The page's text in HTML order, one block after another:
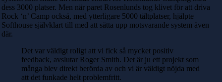
dess 3000 platser. Men när paret Rosenlunds tog klivet för att driva
Rock ‘n’ Camp också, med ytterligare 5000 tältplatser, hjälpte
Softhouse självklart till med att sätta upp motsvarande system även
där.
Det var väldigt roligt att vi fick så mycket positiv
feedback, avslutar Roger Smith. Det är ju ett projekt som
många blev direkt berörda av och vi är väldigt nöjda med
att det funkade helt problemfritt.